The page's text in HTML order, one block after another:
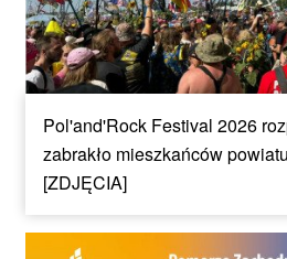
Pol'and'Rock Festival 2026
zabrakło mieszkańców
[ZDJĘCIA]